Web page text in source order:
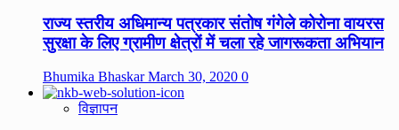
राज्य स्तरीय अधिमान्य पत्रकार संतोष गंगेले कोरोना वायरस
सुरक्षा के लिए ग्रामीण क्षेत्रों में चला रहे जागरूकता अभियान
Bhumika BhaskarMarch 30, 2020 0
विज्ञापन